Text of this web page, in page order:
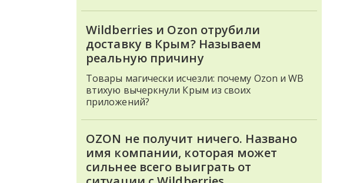
Wildberries и Ozon отрубили
доставку в Крым? Называем
реальную причину
Товары магически исчезли: почему Ozon и WB
втихую вычеркнули Крым из своих
приложений?
OZON не получит ничего. Названо
имя компании, которая может
сильнее всего выиграть от